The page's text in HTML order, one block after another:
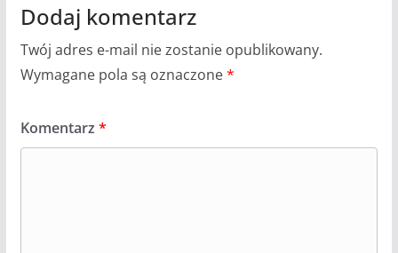
Dodaj komentarz
Twój adres e-mail nie zostanie opublikowany.
Wymagane pola są oznaczone*
Komentarz *